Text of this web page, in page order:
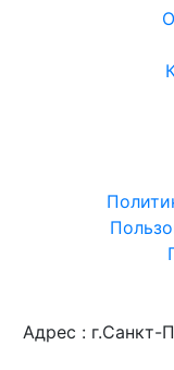
Адрес : г.Санкт-